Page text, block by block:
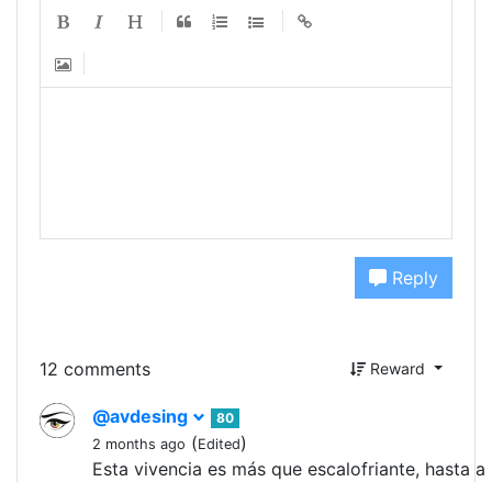
Reply
12 comments Reward
@avdesing
80
2 months ago (Edited)
Esta vivencia es más que escalofriante, hasta a